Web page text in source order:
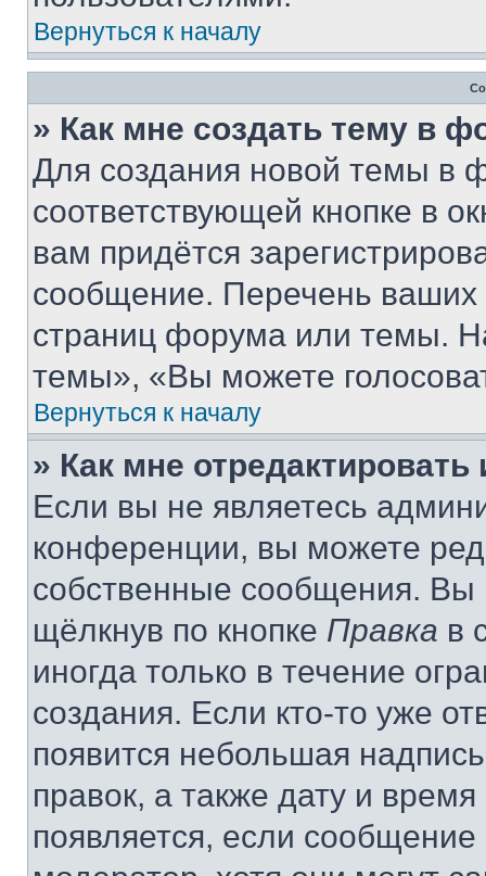
Вернуться к началу
» Как мне создать тему в
Для создания новой темы в
соответствующей кнопке в
вам придётся
сообщение. Перечень ваших
страниц форума или темы.
темы», «Вы можете
Вернуться к началу
» Как мне
Если вы не являетесь
конференции, вы можете
собственные сообщения. Вы
щёлкнув по кнопке Правка в
иногда только в течение
создания. Если кто-то уже
появится небольшая
правок, а также дату и
появляется, если